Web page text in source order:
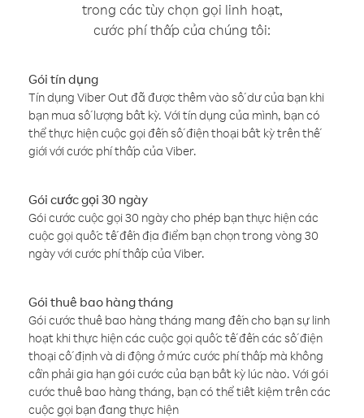
trong các tùy chọn gọi linh hoạt,
cước phí thấp của chúng tôi:
Gói tín dụng
Tín dụng Viber Out đã được thêm vào số dư của bạn khi
bạn mua số lượng bất kỳ. Với tín dụng của mình, bạn có
thể thực hiện cuộc gọi đến số điện thoại bất kỳ trên thế
giới với cước phí thấp của Viber.
Gói cước gọi 30 ngày
Gói cước cuộc gọi 30 ngày cho phép bạn thực hiện các
cuộc gọi quốc tế đến địa điểm bạn chọn trong vòng 30
ngày với cước phí thấp của Viber.
Gói thuê bao hàng tháng
Gói cước thuê bao hàng tháng mang đến cho bạn sự linh
hoạt khi thực hiện các cuộc gọi quốc tế đến các số điện
thoại cố định và di động ở mức cước phí thấp mà không
cần phải gia hạn gói cước của bạn bất kỳ lúc nào. Với gói
cước thuê bao hàng tháng, bạn có thể tiết kiệm trên các
cuộc gọi bạn đang thực hiện